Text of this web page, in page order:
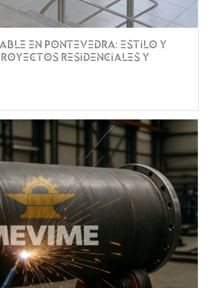
en Pontevedra: estilo y
residenciales y